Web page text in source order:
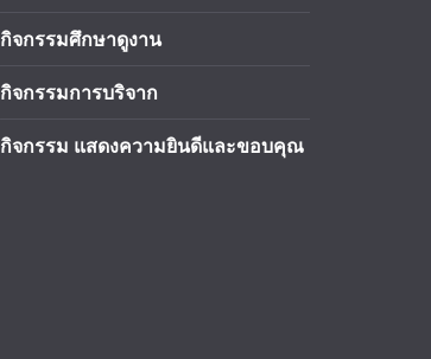
กิจกรรมศึกษาดูงาน
กิจกรรมการบริจาก
กิจกรรม แสดงความยินดีและขอบคุณ